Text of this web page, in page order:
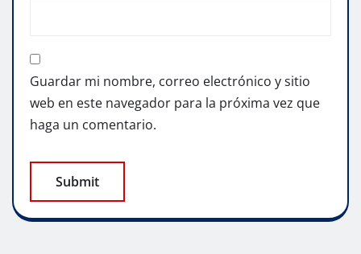
Guardar mi nombre, correo electrónico y sitio
web en este navegador para la próxima vez que
haga un comentario.